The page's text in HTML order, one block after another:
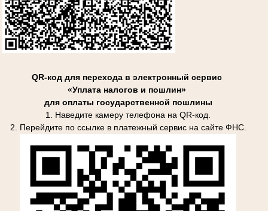
QR-код для перехода в электронный сервис
«Уплата налогов и пошлин»
для оплаты государственной пошлины
1. Наведите камеру телефона на QR-код.
2. Перейдите по ссылке в платежный сервис на сайте ФНС.